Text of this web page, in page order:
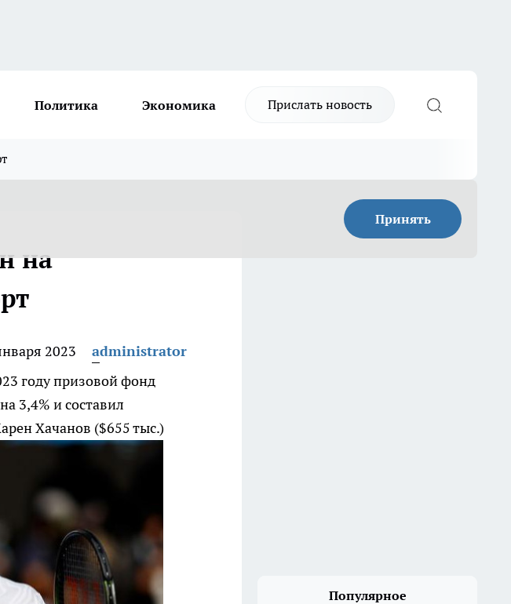
Политика Экономика Прислать новость
Принять
на
2023
administrator
году призовой фонд
3,4% и составил
Хачанов ($655 тыс.)
Популярное